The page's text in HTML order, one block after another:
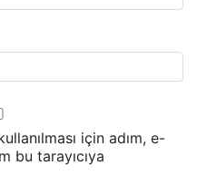
için adım, e-
bu tarayıcıya